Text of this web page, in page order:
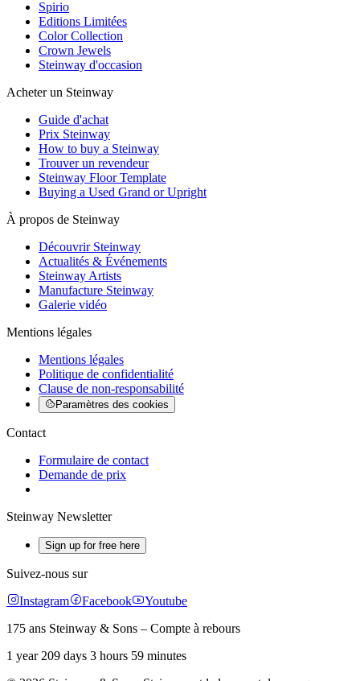
Spirio
Editions Limitées
Color Collection
Crown Jewels
Steinway d'occasion
Acheter un Steinway
Guide d'achat
Prix Steinway
How to buy a Steinway
Trouver un revendeur
Steinway Floor Template
Buying a Used Grand or Upright
À propos de Steinway
Découvrir Steinway
Actualités & Événements
Steinway Artists
Manufacture Steinway
Galerie vidéo
Mentions légales
Mentions légales
Politique de confidentialité
Clause de non-responsabilité
Paramètres des cookies
Contact
Formulaire de contact
Demande de prix
Steinway Newsletter
Sign up for free here
Suivez-nous sur
Instagram
Facebook
Youtube
175 ans Steinway & Sons – Compte à rebours
1 year 209 days 3 hours 59 minutes